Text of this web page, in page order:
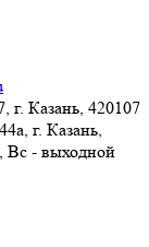
г. Казань, 420107
г. Казань,
Вс - выходной